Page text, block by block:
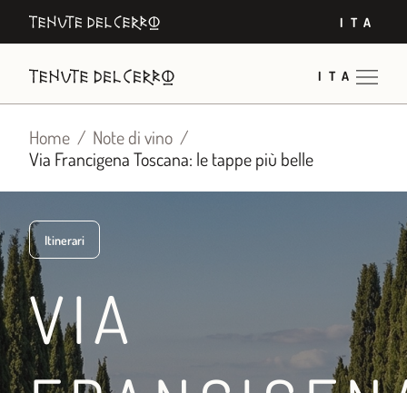
ITA
ITA
Home
Note di vino
Via Francigena Toscana: le tappe più belle
Itinerari
VIA